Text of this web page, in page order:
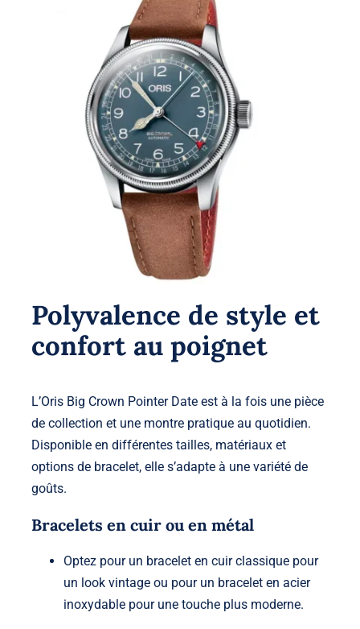
Polyvalence de style et
confort au poignet
L’Oris Big Crown Pointer Date est à la fois une pièce
de collection et une montre pratique au quotidien.
Disponible en différentes tailles, matériaux et
options de bracelet, elle s’adapte à une variété de
goûts.
Bracelets en cuir ou en métal
Optez pour un bracelet en cuir classique pour
un look vintage ou pour un bracelet en acier
inoxydable pour une touche plus moderne.